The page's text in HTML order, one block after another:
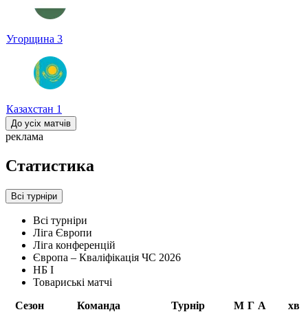
Угорщина 3
Казахстан 1
До усіх матчів
реклама
Статистика
Всі турніри
Всі турніри
Ліга Європи
Ліга конференцій
Європа – Кваліфікація ЧС 2026
НБ I
Товариські матчі
Сезон
Команда Турнір М Г А хв